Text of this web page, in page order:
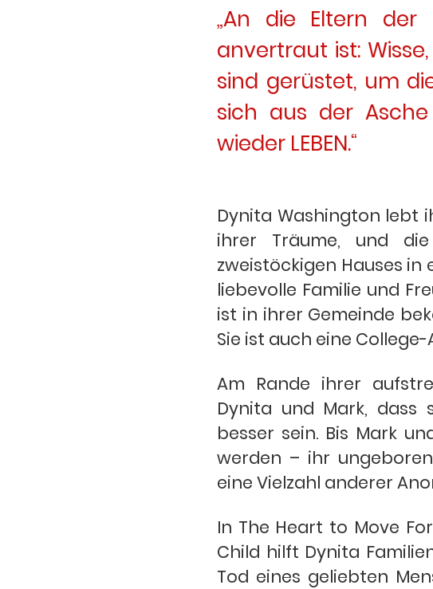
„An die Eltern der
anvertraut ist:
sind gerüstet, um
sich aus der
wieder LEBEN.“
Dynita Washington lebt
ihrer Träume, und
zweistöckigen Hauses in
liebevolle Familie und
ist in ihrer Gemeinde
Sie ist auch eine
Am Rande ihrer
Dynita und Mark, dass
besser sein. Bis Mark
werden – ihr
eine Vielzahl anderer
In The Heart to Move
Child hilft Dynita
Tod eines geliebten